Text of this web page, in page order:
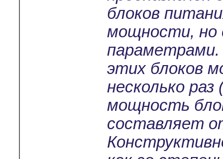
блоков
мощности, но
этих блоков
несколько
мощность
составляет